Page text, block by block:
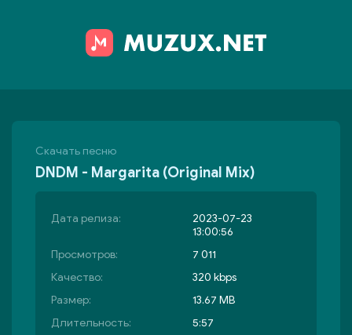
Скачать песню
DNDM - Margarita (Original Mix)
Дата релиза:
2023-07-23
13:00:56
Просмотров:
7 011
Качество:
320 kbps
Размер:
13.67 MB
Длительность:
5:57